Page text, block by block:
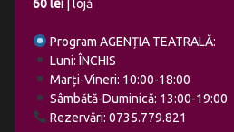
60 lei
| lojă
Program AGENȚIA TEATRALĂ:
Luni: ÎNCHIS
Marți-Vineri: 10:00-18:00
Sâmbătă-Duminică: 13:00-19:00
Rezervări: 0735.779.821